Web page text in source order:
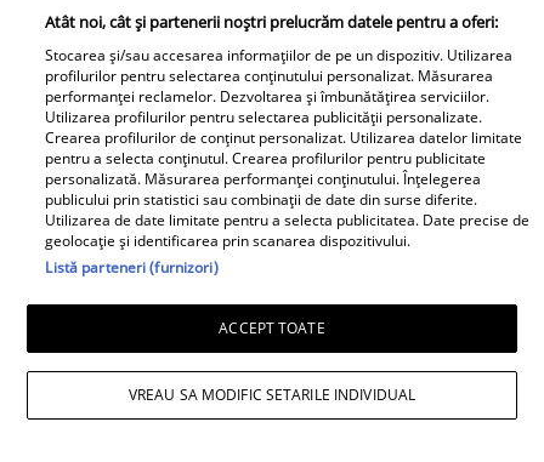
însă nimeni nu se aștepta la ce
se întâmplă în prezent
Este în culmea fericirii! Vedeta a
devenit mamă pentru a doua
oară și a dezvăluit prima
imagine cu fiul său: „Iubirile
vieții mele” Foto
întrecere. Mirela Vaida și
Adriana Trandafir, în centrul
Atât noi, cât și partenerii noștri prelucrăm datele pentru a oferi:
Stocarea și/sau accesarea informațiilor de pe un dispozitiv. Utilizarea
profilurilor pentru selectarea conținutului personalizat. Măsurarea
performanței reclamelor. Dezvoltarea și îmbunătățirea serviciilor.
Utilizarea profilurilor pentru selectarea publicității personalizate.
Crearea profilurilor de conținut personalizat. Utilizarea datelor limitate
pentru a selecta conținutul. Crearea profilurilor pentru publicitate
personalizată. Măsurarea performanței conținutului. Înțelegerea
publicului prin statistici sau combinații de date din surse diferite.
Utilizarea de date limitate pentru a selecta publicitatea. Date precise de
geolocație și identificarea prin scanarea dispozitivului.
Listă parteneri (furnizori)
ACCEPT TOATE
VREAU SA MODIFIC SETARILE INDIVIDUAL